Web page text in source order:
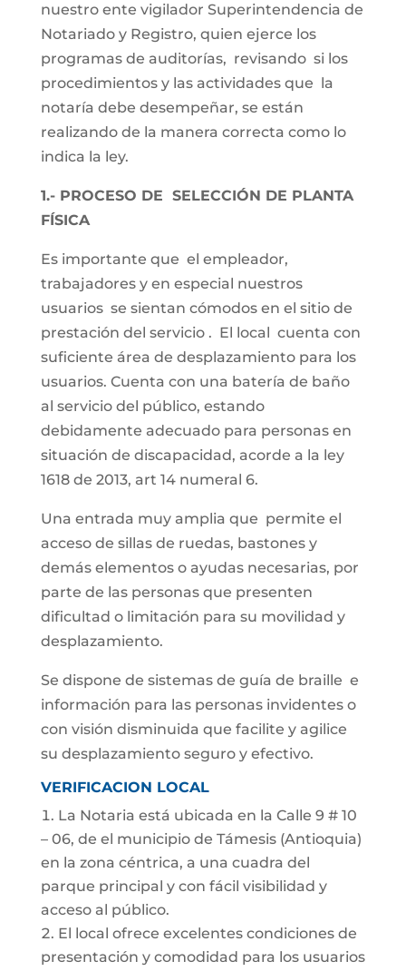
nuestro ente vigilador Superintendencia de
Notariado y Registro, quien ejerce los
programas de auditorías, revisando si los
procedimientos y las actividades que la
notaría debe desempeñar, se están
realizando de la manera correcta como lo
indica la ley.
1.- PROCESO DE SELECCIÓN DE PLANTA
FÍSICA
Es importante que el empleador,
trabajadores y en especial nuestros
usuarios se sientan cómodos en el sitio de
prestación del servicio . El local cuenta con
suficiente área de desplazamiento para los
usuarios. Cuenta con una batería de baño
al servicio del público, estando
debidamente adecuado para personas en
situación de discapacidad, acorde a la ley
1618 de 2013, art 14 numeral 6.
Una entrada muy amplia que permite el
acceso de sillas de ruedas, bastones y
demás elementos o ayudas necesarias, por
parte de las personas que presenten
dificultad o limitación para su movilidad y
desplazamiento.
Se dispone de sistemas de guía de braille e
información para las personas invidentes o
con visión disminuida que facilite y agilice
su desplazamiento seguro y efectivo.
VERIFICACION LOCAL
La Notaria está ubicada en la Calle 9 # 10
– 06, de el municipio de Támesis (Antioquia)
en la zona céntrica, a una cuadra del
parque principal y con fácil visibilidad y
acceso al público.
El local ofrece excelentes condiciones de
presentación y comodidad para los usuarios